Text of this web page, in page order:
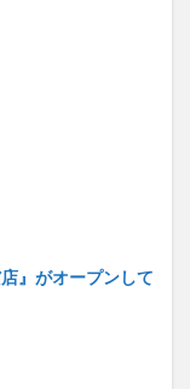
』がオープンして